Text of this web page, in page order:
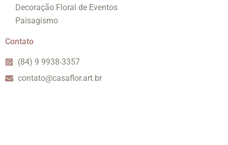
Decoração Floral de Eventos
Paisagismo
Contato
(84) 9 9938-3357
contato@casaflor.art.br